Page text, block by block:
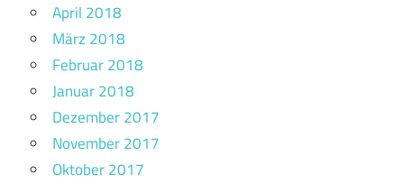
April 2018
März 2018
Februar 2018
Januar 2018
Dezember 2017
November 2017
Oktober 2017